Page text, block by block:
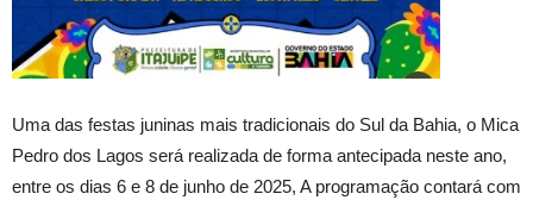
Uma das festas juninas mais tradicionais do Sul da Bahia, o Mica
Pedro dos Lagos será realizada de forma antecipada neste ano,
entre os dias 6 e 8 de junho de 2025, A programação contará com